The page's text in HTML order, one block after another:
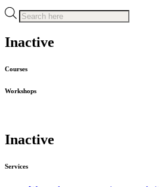
Products
search
Inactive
Courses
Workshops
Inactive
Services